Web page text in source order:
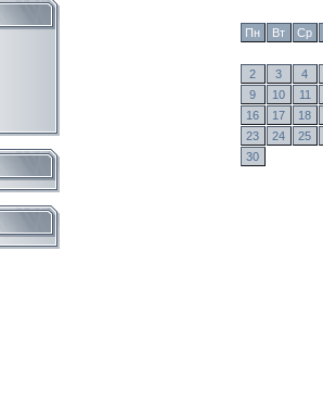
Пн
Вт Ср
2
3 4
9
10 11
16
17 18
23
24 25
30